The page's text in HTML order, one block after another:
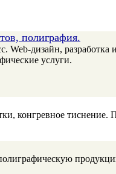
полиграфия.
Web-дизайн,
услуги.
конгревное тиснение.